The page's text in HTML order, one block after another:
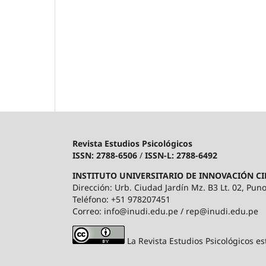
Revista Estudios Psicológicos
ISSN: 2788-6506 / ISSN-L: 2788-6492
INSTITUTO UNIVERSITARIO DE INNOVACIÓN
Dirección: Urb. Ciudad Jardín Mz. B3 Lt. 02,
Teléfono: +51 978207451
Correo: info@inudi.edu.pe / rep@inudi.edu.pe
La Revista Estudios Psicológicos